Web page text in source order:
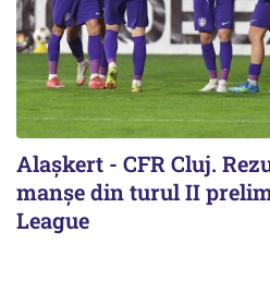
Alaşkert - CFR Cluj.
manșe din turul II
League